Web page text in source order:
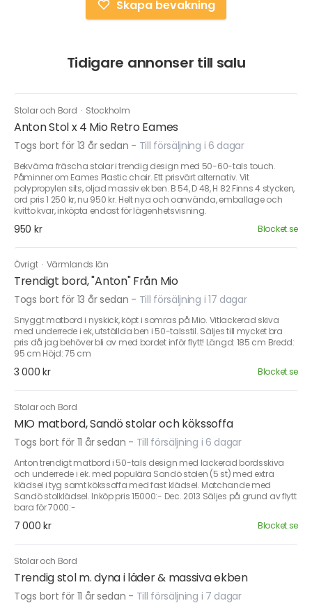
Skapa bevakning
Tidigare annonser till salu
Stolar och Bord · Stockholm
Anton Stol x 4 Mio Retro Eames
Togs bort för 13 år sedan - Till försäljning i 6 dagar
Bekväma fräscha stolar i trendig design med 50-60-tals touch.
Påminner om Eames Plastic chair. Ett prisvärt alternativ. Vit
polypropylen sits, oljad massiv ek ben. B 54, D 48, H 82 Finns 4 stycken,
ord pris 1 250 kr, nu 950 kr. Helt nya och oanvända, emballage och
kvitto kvar, inköpta endast för lägenhetsvisning.
950 kr Blocket.se
Övrigt · Värmlands län
Trendigt bord, "Anton" Från Mio
Togs bort för 13 år sedan - Till försäljning i 17 dagar
Snyggt matbord i nyskick, köpt i somras på Mio. Vitlackerad skiva
med underrede i ek, utställda ben i 50-talsstil. Säljes till mycket bra
pris då jag behöver bli av med bordet inför flytt! Längd: 185 cm Bredd:
95 cm Höjd: 75 cm
3 000 kr Blocket.se
Stolar och Bord
MIO matbord, Sandö stolar och kökssoffa
Togs bort för 11 år sedan - Till försäljning i 6 dagar
Anton trendigt matbord i 50-tals design med lackerad bordsskiva
och underrede i ek. med populära Sandö stolen (5 st) med extra
klädsel i tyg samt kökssoffa med fast klädsel. Matchande med
Sandö stolklädsel. Inköp pris 15000:- Dec. 2013 Säljes på grund av flytt
bara för 7000:-
7 000 kr Blocket.se
Stolar och Bord
Trendig stol m. dyna i läder & massiva ekben
Togs bort för 11 år sedan - Till försäljning i 7 dagar